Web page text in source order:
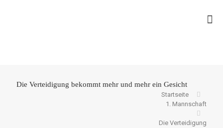
Die Verteidigung bekommt mehr und mehr ein Gesicht
Startseite
1. Mannschaft
Die Verteidigung